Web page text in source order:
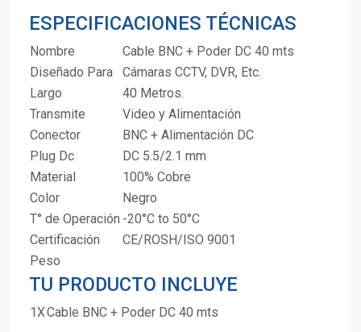
ESPECIFICACIONES TÉCNICAS
Nombre
Cable BNC + Poder DC 40 mts
Diseñado Para
Cámaras CCTV, DVR, Etc.
Largo
40 Metros.
Transmite
Video y Alimentación
Conector
BNC + Alimentación DC
Plug Dc
DC 5.5/2.1 mm
Material
100% Cobre
Color
Negro
T° de Operación -20°C to 50°C
Certificación
CE/ROSH/ISO 9001
Peso
TU PRODUCTO INCLUYE
1XCable BNC + Poder DC 40 mts